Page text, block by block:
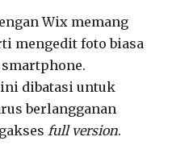
Wix memang
mengedit foto biasa
dibatasi untuk
berlangganan
full version.